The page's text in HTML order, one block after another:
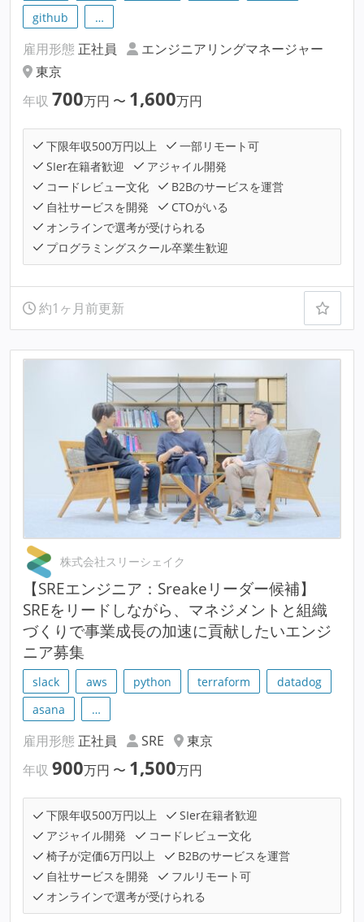
github
…
雇用形態 正社員
エンジニアリングマネージャー
東京
年収 700万円 〜 1,600万円
下限年収500万円以上
一部リモート可
SIer在籍者歓迎
アジャイル開発
コードレビュー文化
B2Bのサービスを運営
自社サービスを開発
CTOがいる
オンラインで選考が受けられる
プログラミングスクール卒業生歓迎
約1ヶ月前更新
株式会社スリーシェイク
【SREエンジニア：Sreakeリーダー候補】
SREをリードしながら、マネジメントと組織
づくりで事業成長の加速に貢献したいエンジ
ニア募集
slack aws python terraform
datadog
asana
…
雇用形態 正社員 SRE
東京
年収 900万円 〜 1,500万円
下限年収500万円以上
SIer在籍者歓迎
アジャイル開発
コードレビュー文化
椅子が定価6万円以上
B2Bのサービスを運営
自社サービスを開発
フルリモート可
オンラインで選考が受けられる